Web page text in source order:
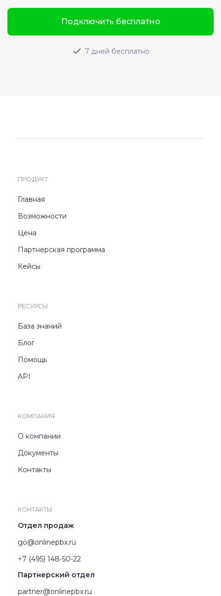
Подключить бесплатно
7 дней бесплатно
ПРОДУКТ
Главная
Возможности
Цена
Партнерская программа
Кейсы
РЕСУРСЫ
База знаний
Блог
Помощь
API
КОМПАНИЯ
О компании
Документы
Контакты
КОНТАКТЫ
Отдел продаж
go@onlinepbx.ru
+7 (495) 148-50-22
Партнерский отдел
partner@onlinepbx.ru